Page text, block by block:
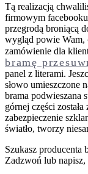
Tą realizacją
firmowym
przegrodą broniącą
wygląd powie Wam,
zamówienie dla
bramę
panel z literami.
słowo umieszczone
brama podwieszana
górnej części
zabezpieczenie
światło, tworzy
Szukasz producenta
Zadzwoń lub